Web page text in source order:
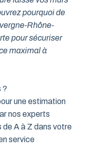
pourquoi de
Rhône-
pour sécuriser
maximal à
?
une estimation
nos experts
A à Z dans votre
service